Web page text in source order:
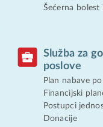
Šećerna
Služba za
poslove
Plan nabave
Financijski
Postupci
Donacije